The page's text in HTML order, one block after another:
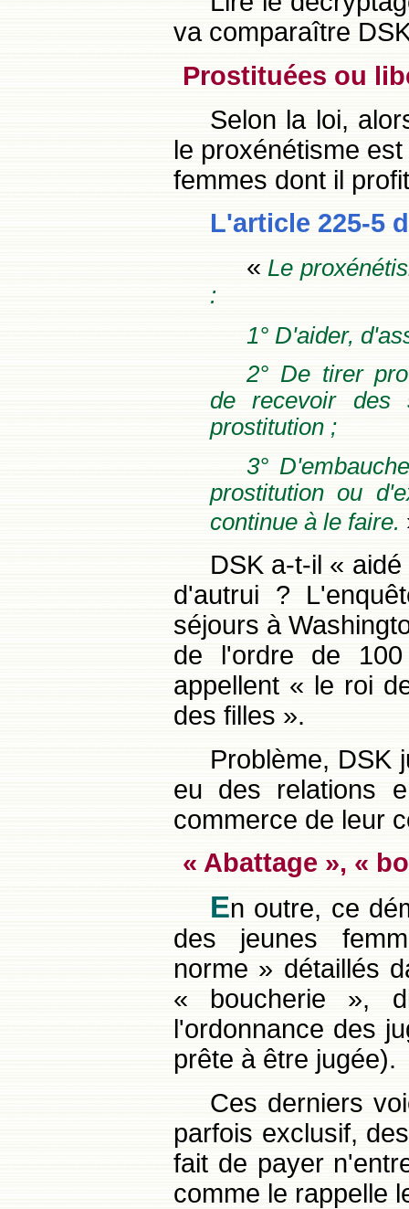
va comparaître
Prostituées ou
Selon la loi,
le proxénétisme
femmes dont il
L'article 225-5
« Le
:
1° D'aider,
2° De tirer
de recevoir des
prostitution ;
3°
prostitution ou
continue à le faire.
DSK a-t-il «
d'autrui ?
séjours à
de l'ordre de
appellent « le roi
des filles ».
Problème, DSK
eu des relations
commerce de leur
« Abattage », «
En outre, ce
des jeunes
norme » détaillés
« boucherie »,
l'ordonnance des
prête à être jugée).
Ces derniers
parfois exclusif,
fait de payer
comme le rappelle